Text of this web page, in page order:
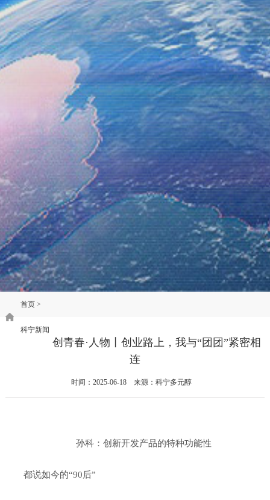
首页>
科宁新闻
创青春·人物丨创业路上，我与“团团”紧密相
连
时间：2025-06-18 来源：科宁多元醇
孙科：创新开发产品的特种功能性
都说如今的“90后”